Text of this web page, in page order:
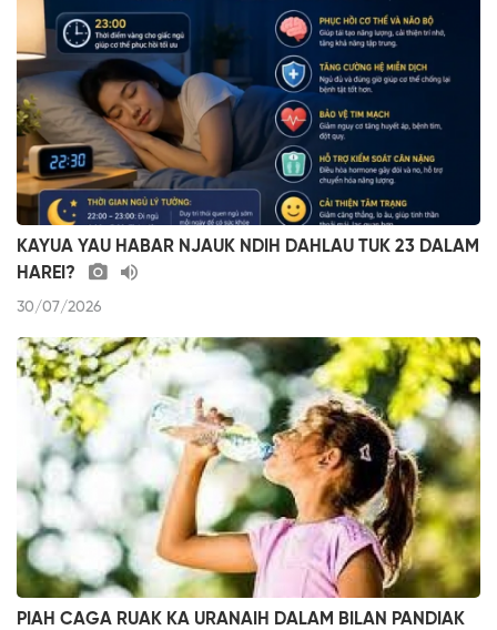
KAYUA YAU HABAR NJAUK NDIH DAHLAU TUK 23 DALAM
HAREI?
30/07/2026
PIAH CAGA RUAK KA URANAIH DALAM BILAN PANDIAK